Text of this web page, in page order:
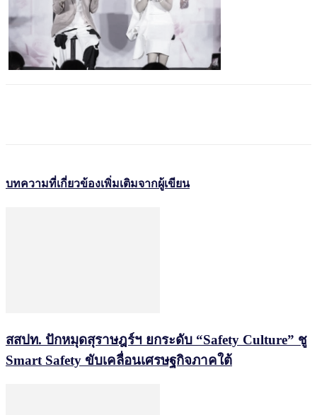
บทความที่เกี่ยวข้องเพิ่มเติมจากผู้เขียน
สสปท. ปักหมุดสุราษฎร์ฯ ยกระดับ “Safety Culture” ชู
Smart Safety ขับเคลื่อนเศรษฐกิจภาคใต้